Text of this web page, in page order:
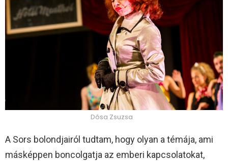
Dósa Zsuzsa
A Sors bolondjairól tudtam, hogy olyan a témája, ami
másképpen boncolgatja az emberi kapcsolatokat,